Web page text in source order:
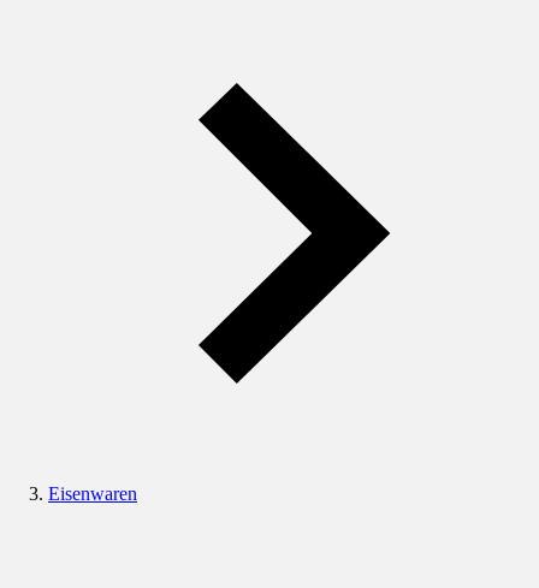
Eisenwaren